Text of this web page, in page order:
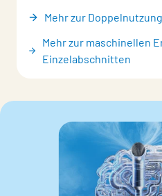
Mehr zur Doppelnutzung
Mehr zur maschinellen
Einzelabschnitten